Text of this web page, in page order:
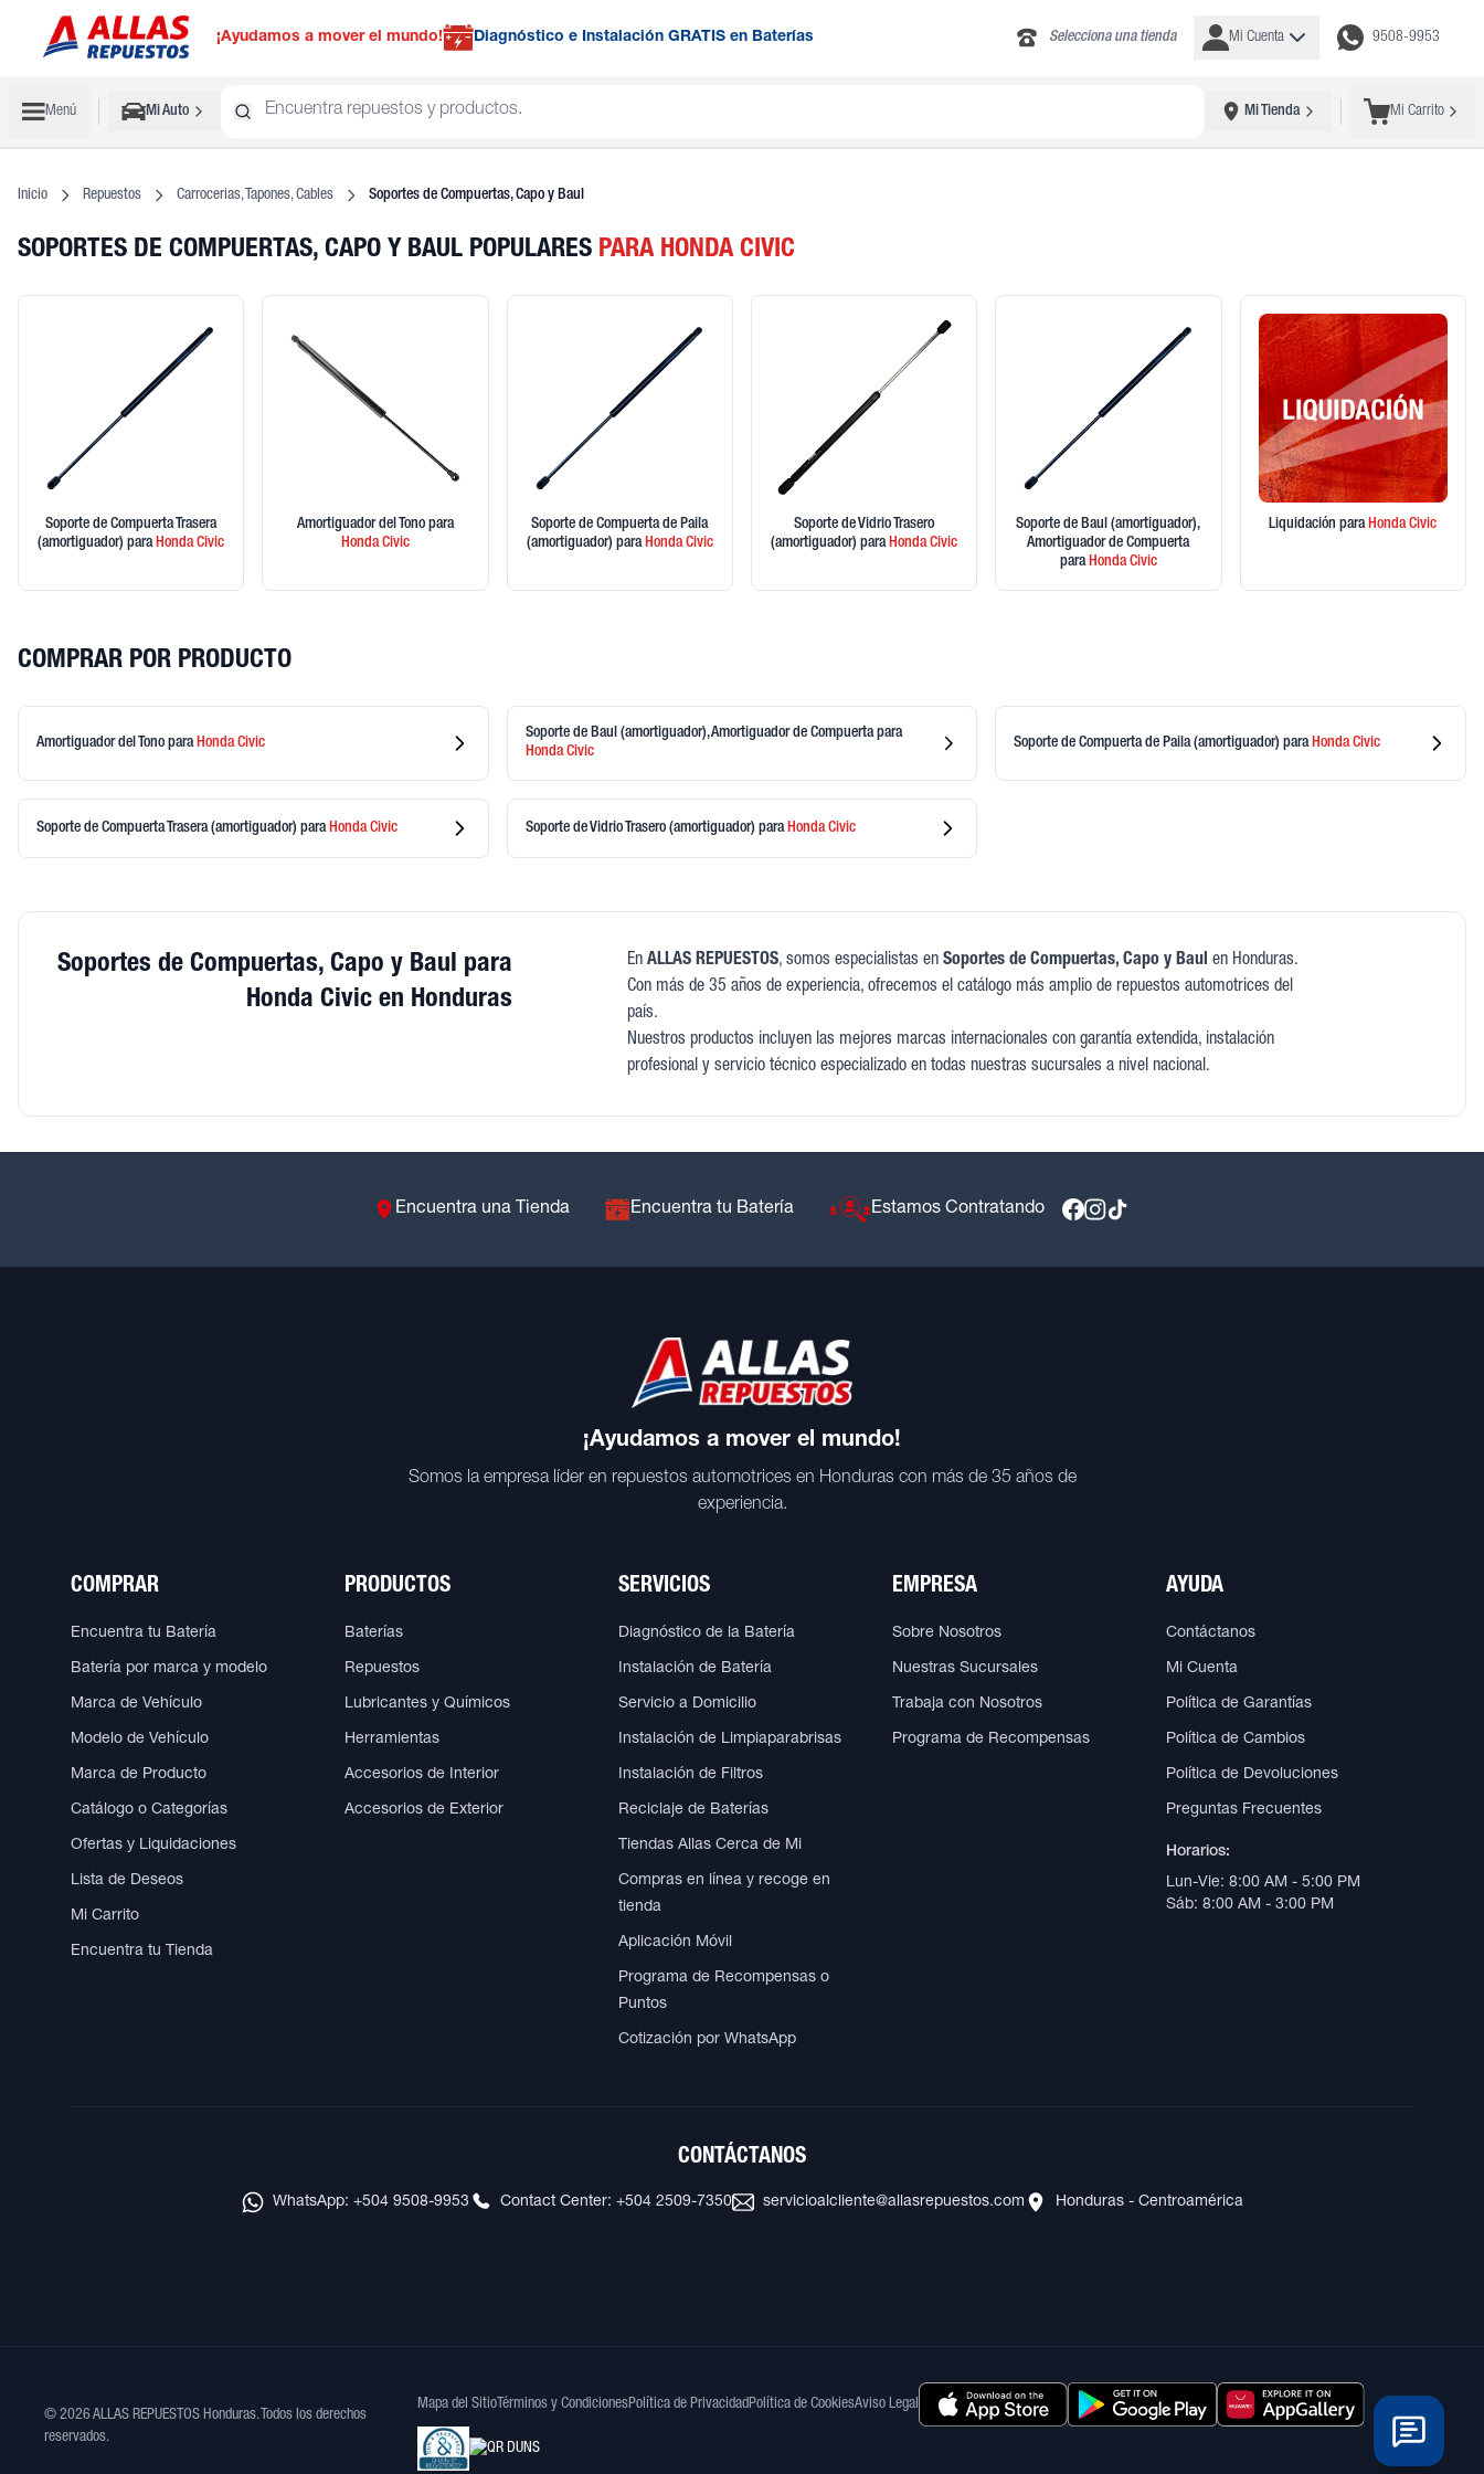
¡Ayudamos a mover el mundo! Diagnóstico e Instalación GRATIS en Baterías Selecciona una tienda Mi Cuenta 9508-9953
Menú Mi Auto Mi Tienda Mi Carrito
Inicio Repuestos Carrocerias, Tapones, Cables Soportes de Compuertas, Capo y Baul
SOPORTES DE COMPUERTAS, CAPO Y BAUL POPULARES PARA HONDA CIVIC
Soporte de Compuerta Trasera
(amortiguador) paraHondaCivic
Amortiguador del Tono para
HondaCivic
Soporte de Compuerta de Paila
(amortiguador) paraHondaCivic
Soporte de Vidrio Trasero
(amortiguador) paraHondaCivic
Soporte de Baul (amortiguador),
Amortiguador de Compuerta
paraHondaCivic
Liquidación paraHondaCivic
COMPRAR POR PRODUCTO
Amortiguador del Tono para HondaCivic
Soporte de Baul (amortiguador), Amortiguador de Compuerta para
HondaCivic
Soporte de Compuerta de Paila (amortiguador)para HondaCivic
Soporte de Compuerta Trasera (amortiguador) para HondaCivic Soporte de Vidrio Trasero (amortiguador) para HondaCivic
Soportes de Compuertas, Capo y Baul para
Honda Civic en Honduras
EnALLAS REPUESTOS, somos especialistas enSoportes de Compuertas, Capo y Baul en Honduras.
Con más de 35 años de experiencia, ofrecemos el catálogo más amplio de repuestos automotrices del
país.
Nuestros productos incluyen las mejores marcas internacionales con garantía extendida, instalación
profesional y servicio técnico especializado en todas nuestras sucursales a nivel nacional.
Encuentra una Tienda Encuentra tu Batería Estamos Contratando
¡Ayudamos a mover el mundo!
Somos la empresa líder en repuestos automotrices en Honduras con más de 35 años de
experiencia.
COMPRAR
Encuentra tu Batería
Batería por marca y modelo
Marca de Vehículo
Modelo de Vehículo
Marca de Producto
Catálogo o Categorías
Ofertas y Liquidaciones
Lista de Deseos
Mi Carrito
Encuentra tu Tienda
PRODUCTOS
Baterías
Repuestos
Lubricantes y Químicos
Herramientas
Accesorios de Interior
Accesorios de Exterior
SERVICIOS
Diagnóstico de la Batería
Instalación de Batería
Servicio a Domicilio
Instalación de Limpiaparabrisas
Instalación de Filtros
Reciclaje de Baterías
Tiendas Allas Cerca de Mi
Compras en línea y recoge en
tienda
Aplicación Móvil
Programa de Recompensas o
Puntos
Cotización por WhatsApp
EMPRESA
Sobre Nosotros
Nuestras Sucursales
Trabaja con Nosotros
Programa de Recompensas
AYUDA
Contáctanos
Mi Cuenta
Política de Garantías
Política de Cambios
Política de Devoluciones
Preguntas Frecuentes
Horarios:
Lun-Vie: 8:00 AM - 5:00 PM
Sáb: 8:00 AM - 3:00 PM
CONTÁCTANOS
WhatsApp: +504 9508-9953 Contact Center: +504 2509-7350 servicioalcliente@allasrepuestos.com Honduras - Centroamérica
© 2026 ALLAS REPUESTOS Honduras. Todos los derechos
reservados.
Mapa del SitioTérminos y CondicionesPolítica de PrivacidadPolítica de CookiesAviso Legal